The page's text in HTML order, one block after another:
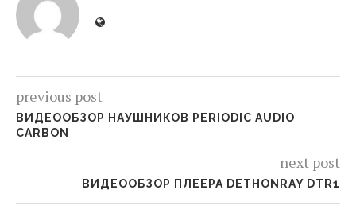
previous post
ВИДЕООБЗОР НАУШНИКОВ PERIODIC AUDIO
CARBON
next post
ВИДЕООБЗОР ПЛЕЕРА DETHONRAY DTR1